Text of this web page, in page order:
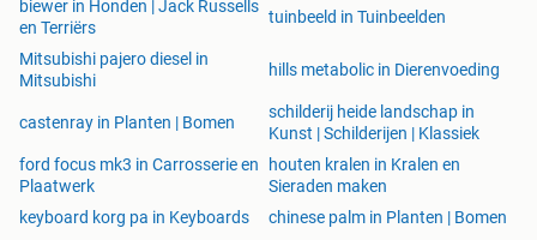
biewer in Honden | Jack Russells
en Terriërs
tuinbeeld in Tuinbeelden
Mitsubishi pajero diesel in
Mitsubishi
hills metabolic in Dierenvoeding
castenray in Planten | Bomen
schilderij heide landschap in
Kunst | Schilderijen | Klassiek
ford focus mk3 in Carrosserie en
Plaatwerk
houten kralen in Kralen en
Sieraden maken
keyboard korg pa in Keyboards
chinese palm in Planten | Bomen